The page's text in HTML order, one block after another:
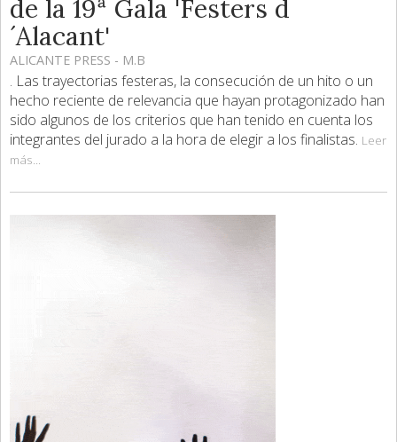
de la 19ª Gala 'Festers d
´Alacant'
ALICANTE PRESS - M.B
. Las trayectorias festeras, la consecución de un hito o un
hecho reciente de relevancia que hayan protagonizado han
sido algunos de los criterios que han tenido en cuenta los
integrantes del jurado a la hora de elegir a los finalistas. Leer
más...